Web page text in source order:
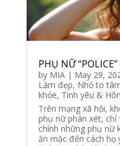
PHỤ NỮ
by MIA| May 29,
Làm đẹp, Nhỏ to
khỏe, Tình yêu &
Trên mạng xã hội,
phụ nữ phán xét,
chính những phụ nữ
ăn mặc đến cách